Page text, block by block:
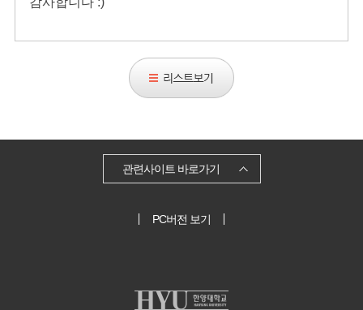
스
트
관련사이트 바로가기
PC버전 보기